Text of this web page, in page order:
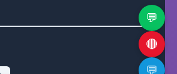
💬
🔴
💬